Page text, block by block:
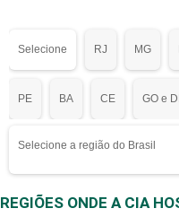
Selecione RJ MG
PE BA CE GO e
Selecione a região do Brasil
REGIÕES ONDE A CIA